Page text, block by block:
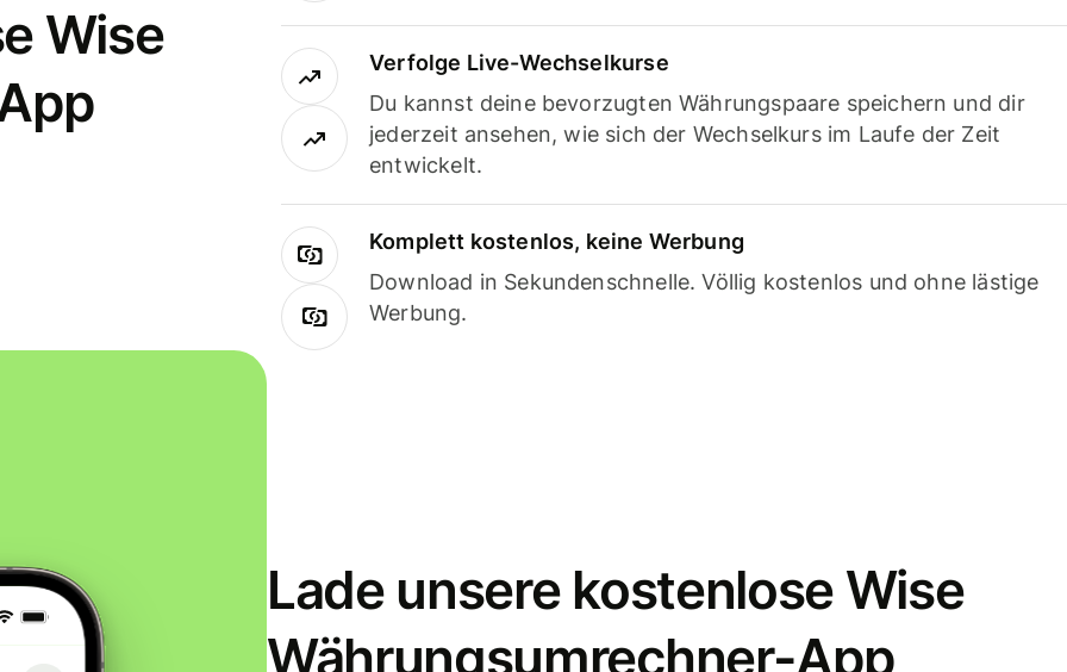
Wise
Verfolge Live-Wechselkurse
Du kannst deine bevorzugten Währungspaare speichern und dir
jederzeit ansehen, wie sich der Wechselkurs im Laufe der Zeit
entwickelt.
Komplett kostenlos, keine Werbung
Download in Sekundenschnelle. Völlig kostenlos und ohne lästige
Werbung.
Lade unsere kostenlose Wise
Währungsumrechner-App